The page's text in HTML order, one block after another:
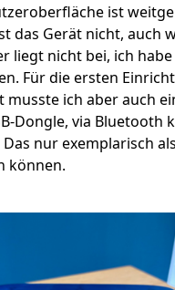
ist
das Gerät nicht, auch
liegt nicht bei, ich
Für die ersten
musste ich aber auch
Dongle, via Bluetooth
nur exemplarisch
können.